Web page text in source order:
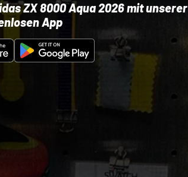
ZX 8000 Aqua 2026 mit unserer
App